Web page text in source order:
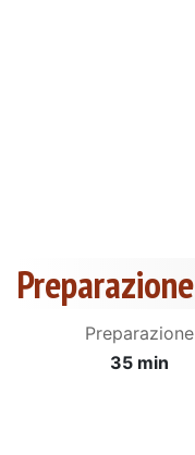
Preparazione
Preparazione
35 min